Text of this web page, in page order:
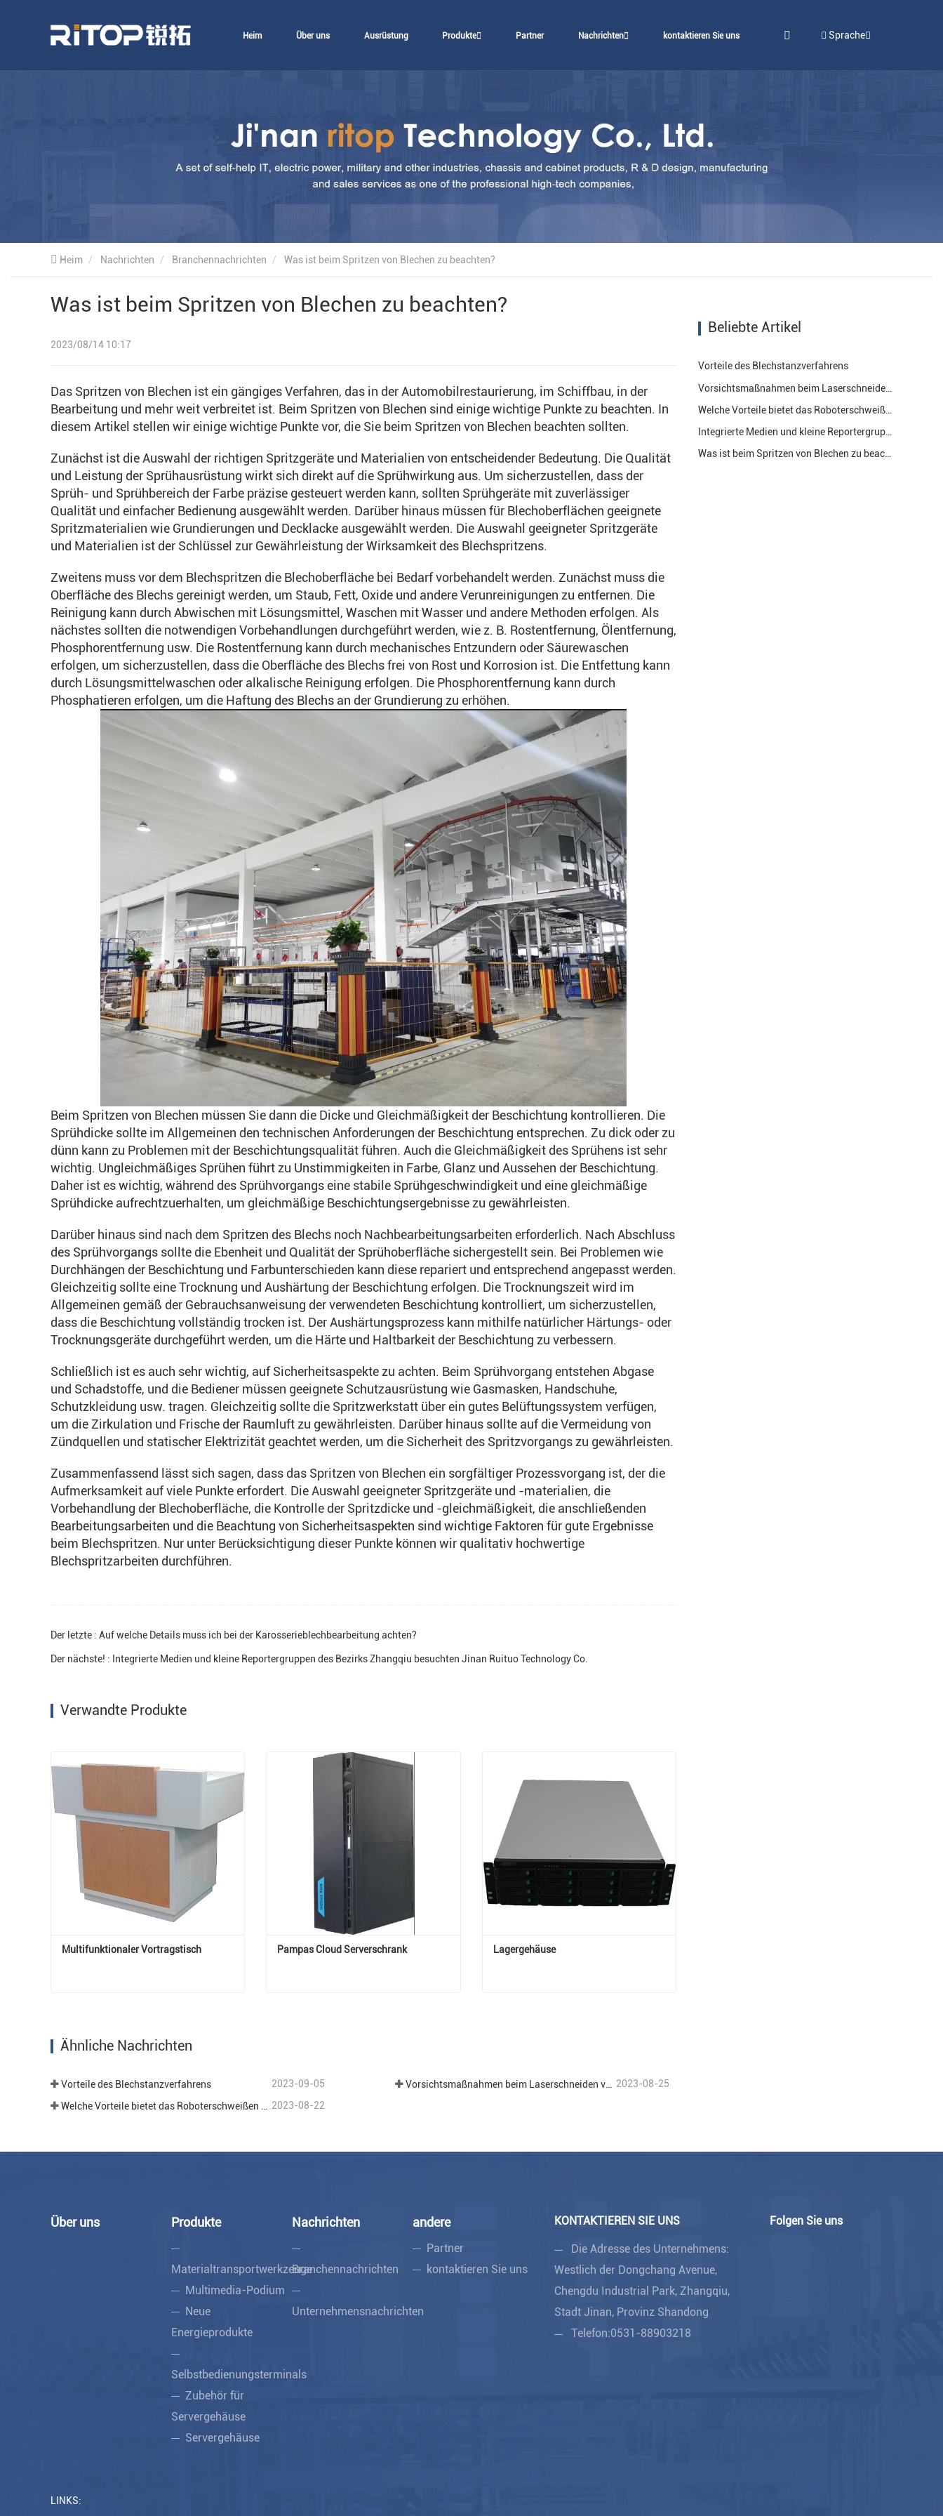
Heim Über uns Ausrüstung Produkte Partner Nachrichten kontaktieren Sie uns Sprache
Heim Nachrichten Branchennachrichten Was ist beim Spritzen von Blechen zu beachten?
Was ist beim Spritzen von Blechen zu beachten?
2023/08/14 10:17
Das Spritzen von Blechen ist ein gängiges Verfahren, das in der Automobilrestaurierung, im Schiffbau, in der
Bearbeitung und mehr weit verbreitet ist. Beim Spritzen von Blechen sind einige wichtige Punkte zu beachten. In
diesem Artikel stellen wir einige wichtige Punkte vor, die Sie beim Spritzen von Blechen beachten sollten.
Zunächst ist die Auswahl der richtigen Spritzgeräte und Materialien von entscheidender Bedeutung. Die Qualität
und Leistung der Sprühausrüstung wirkt sich direkt auf die Sprühwirkung aus. Um sicherzustellen, dass der
Sprüh- und Sprühbereich der Farbe präzise gesteuert werden kann, sollten Sprühgeräte mit zuverlässiger
Qualität und einfacher Bedienung ausgewählt werden. Darüber hinaus müssen für Blechoberflächen geeignete
Spritzmaterialien wie Grundierungen und Decklacke ausgewählt werden. Die Auswahl geeigneter Spritzgeräte
und Materialien ist der Schlüssel zur Gewährleistung der Wirksamkeit des Blechspritzens.
Zweitens muss vor dem Blechspritzen die Blechoberfläche bei Bedarf vorbehandelt werden. Zunächst muss die
Oberfläche des Blechs gereinigt werden, um Staub, Fett, Oxide und andere Verunreinigungen zu entfernen. Die
Reinigung kann durch Abwischen mit Lösungsmittel, Waschen mit Wasser und andere Methoden erfolgen. Als
nächstes sollten die notwendigen Vorbehandlungen durchgeführt werden, wie z. B. Rostentfernung, Ölentfernung,
Phosphorentfernung usw. Die Rostentfernung kann durch mechanisches Entzundern oder Säurewaschen
erfolgen, um sicherzustellen, dass die Oberfläche des Blechs frei von Rost und Korrosion ist. Die Entfettung kann
durch Lösungsmittelwaschen oder alkalische Reinigung erfolgen. Die Phosphorentfernung kann durch
Phosphatieren erfolgen, um die Haftung des Blechs an der Grundierung zu erhöhen.
Beim Spritzen von Blechen müssen Sie dann die Dicke und Gleichmäßigkeit der Beschichtung kontrollieren. Die
Sprühdicke sollte im Allgemeinen den technischen Anforderungen der Beschichtung entsprechen. Zu dick oder zu
dünn kann zu Problemen mit der Beschichtungsqualität führen. Auch die Gleichmäßigkeit des Sprühens ist sehr
wichtig. Ungleichmäßiges Sprühen führt zu Unstimmigkeiten in Farbe, Glanz und Aussehen der Beschichtung.
Daher ist es wichtig, während des Sprühvorgangs eine stabile Sprühgeschwindigkeit und eine gleichmäßige
Sprühdicke aufrechtzuerhalten, um gleichmäßige Beschichtungsergebnisse zu gewährleisten.
Darüber hinaus sind nach dem Spritzen des Blechs noch Nachbearbeitungsarbeiten erforderlich. Nach Abschluss
des Sprühvorgangs sollte die Ebenheit und Qualität der Sprühoberfläche sichergestellt sein. Bei Problemen wie
Durchhängen der Beschichtung und Farbunterschieden kann diese repariert und entsprechend angepasst werden.
Gleichzeitig sollte eine Trocknung und Aushärtung der Beschichtung erfolgen. Die Trocknungszeit wird im
Allgemeinen gemäß der Gebrauchsanweisung der verwendeten Beschichtung kontrolliert, um sicherzustellen,
dass die Beschichtung vollständig trocken ist. Der Aushärtungsprozess kann mithilfe natürlicher Härtungs- oder
Trocknungsgeräte durchgeführt werden, um die Härte und Haltbarkeit der Beschichtung zu verbessern.
Schließlich ist es auch sehr wichtig, auf Sicherheitsaspekte zu achten. Beim Sprühvorgang entstehen Abgase
und Schadstoffe, und die Bediener müssen geeignete Schutzausrüstung wie Gasmasken, Handschuhe,
Schutzkleidung usw. tragen. Gleichzeitig sollte die Spritzwerkstatt über ein gutes Belüftungssystem verfügen,
um die Zirkulation und Frische der Raumluft zu gewährleisten. Darüber hinaus sollte auf die Vermeidung von
Zündquellen und statischer Elektrizität geachtet werden, um die Sicherheit des Spritzvorgangs zu gewährleisten.
Zusammenfassend lässt sich sagen, dass das Spritzen von Blechen ein sorgfältiger Prozessvorgang ist, der die
Aufmerksamkeit auf viele Punkte erfordert. Die Auswahl geeigneter Spritzgeräte und -materialien, die
Vorbehandlung der Blechoberfläche, die Kontrolle der Spritzdicke und -gleichmäßigkeit, die anschließenden
Bearbeitungsarbeiten und die Beachtung von Sicherheitsaspekten sind wichtige Faktoren für gute Ergebnisse
beim Blechspritzen. Nur unter Berücksichtigung dieser Punkte können wir qualitativ hochwertige
Blechspritzarbeiten durchführen.
Der letzte : Auf welche Details muss ich bei der Karosserieblechbearbeitung achten?
Der nächste! : Integrierte Medien und kleine Reportergruppen des Bezirks Zhangqiu besuchten Jinan Ruituo Technology Co.
Verwandte Produkte
Multifunktionaler Vortragstisch Pampas Cloud Serverschrank Lagergehäuse
Ähnliche Nachrichten
Vorteile des Blechstanzverfahrens 2023-09-05 Vorsichtsmaßnahmen beim Laserschneiden verschiedener Bleche in der Blechbearbeitung. 2023-08-25
2023-08-22
Beliebte Artikel
Vorteile des Blechstanzverfahrens
Vorsichtsmaßnahmen beim Laserschneiden verschiedener Bleche in der Blechbearbeitung.
Welche Vorteile bietet das Roboterschweißen im Bereich der Blechbearbeitung?
Integrierte Medien und kleine Reportergruppen des Bezirks Zhangqiu besuchten Jinan Ruituo Technology Co.
Was ist beim Spritzen von Blechen zu beachten?
Über uns Produkte
Materialtransportwerkzeuge
Multimedia-Podium
Neue
Energieprodukte
Selbstbedienungsterminals
Zubehör für
Servergehäuse
Servergehäuse
Nachrichten
Branchennachrichten
Unternehmensnachrichten
andere
Partner
kontaktieren Sie uns
KONTAKTIEREN SIE UNS
Die Adresse des Unternehmens:
Westlich der Dongchang Avenue,
Chengdu Industrial Park, Zhangqiu,
Stadt Jinan, Provinz Shandong
Telefon:0531-88903218
Folgen Sie uns
LINKS: